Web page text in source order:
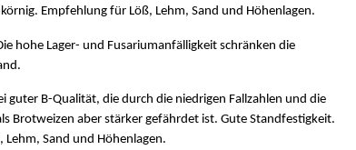
Empfehlung für Löß, Lehm, Sand und Höhenlagen.
hohe Lager- und Fusariumanfälligkeit schränken die
guter B-Qualität, die durch die niedrigen Fallzahlen und die
Brotweizen aber stärker gefährdet ist. Gute Standfestigkeit.
Sand und Höhenlagen.